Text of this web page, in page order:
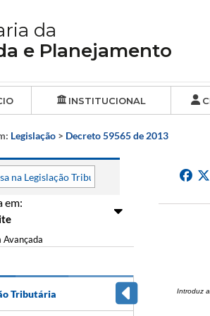
da
e Planejamento
INSTITUCIONAL
Legislação > Decreto 59565 de 2013
em:
Avançada
Tributária
Introduz